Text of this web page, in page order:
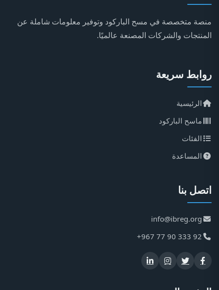
منصة متخصصة في مسح الباركود وتوفير معلومات شاملة عن
المنتجات والشركات المصنعة عالميًا.
روابط سريعة
الرئيسية
ماسح الباركود
الفئات
المساعدة
اتصل بنا
info@ibreg.org
+967 77 90 333 92